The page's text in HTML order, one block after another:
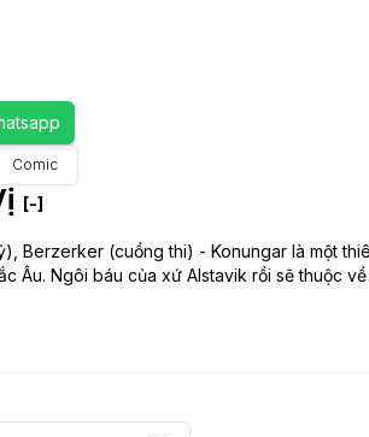
Comic
[-]
Berzerker (cuồng thi) - Konungar là một
Ngôi báu của xứ Alstavik rồi sẽ thuộc về